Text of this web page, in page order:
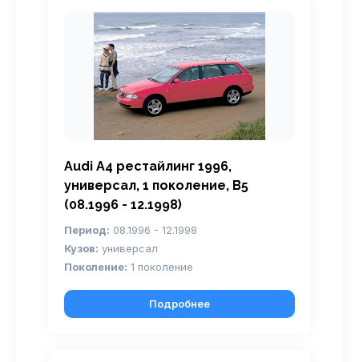
Audi A4 рестайлинг 1996,
универсал, 1 поколение, B5
(08.1996 - 12.1998)
Период: 08.1996 - 12.1998
Кузов: универсал
Поколение: 1 поколение
Подробнее